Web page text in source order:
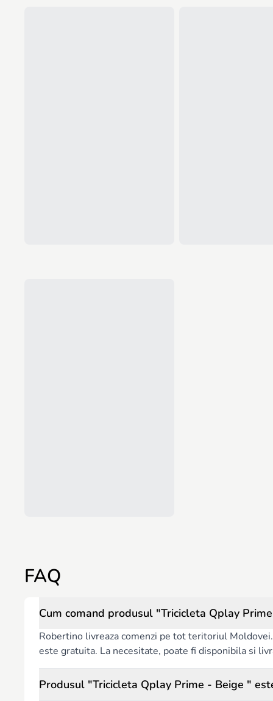
FAQ
Cum comand produsul "Tricicleta Qplay
Robertino livreaza comenzi pe tot teritoriul
este gratuita. La necesitate, poate fi disponibila si
Produsul "Tricicleta Qplay Prime - Beige "